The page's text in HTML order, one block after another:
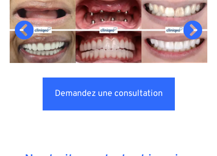
Demandez une consultation